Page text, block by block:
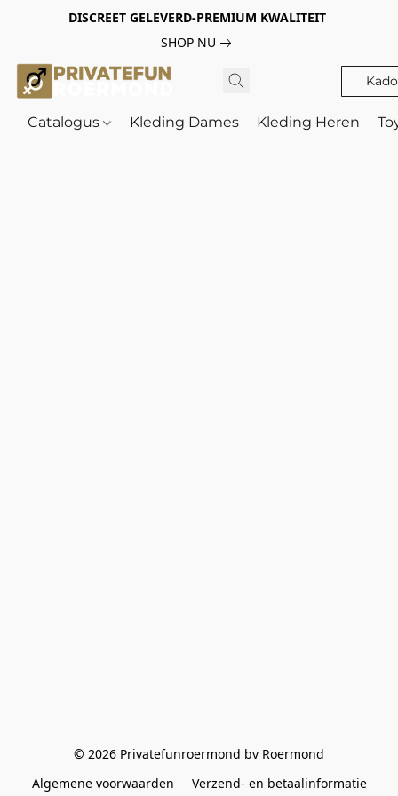
DISCREET GELEVERD-PREMIUM KWALITEIT
SHOP NU
Catalogus Kleding Dames Kleding Heren
© 2026 Privatefunroermond bv Roermond
Algemene voorwaarden
Verzend- en betaalinformatie